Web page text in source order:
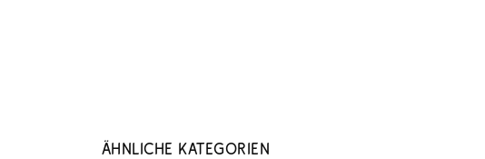
Ähnliche Kategorien